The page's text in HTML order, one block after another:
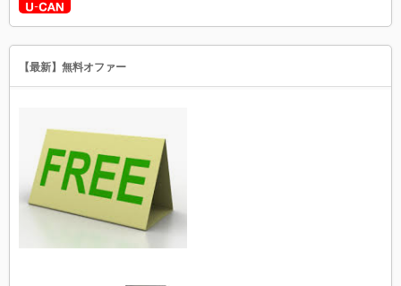
【最新】無料オファー